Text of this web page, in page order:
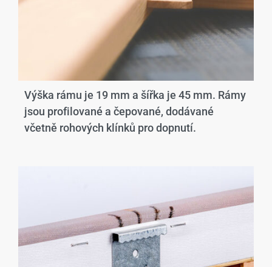
Výška rámu je 19 mm a šířka je 45 mm. Rámy
jsou profilované a čepované, dodávané
včetně rohových klínků pro dopnutí.